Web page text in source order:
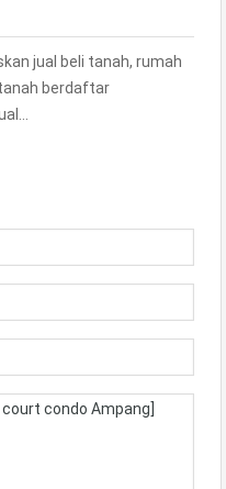
jual beli tanah, rumah
berdaftar